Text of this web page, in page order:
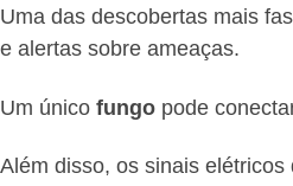
Uma das descobertas mais
e alertas sobre ameaças.
Um único fungo pode
Além disso, os sinais